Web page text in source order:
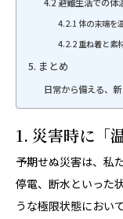
4.2.1 体の末端を
4.2.2 重ね着と素
5. まとめ
日常から備える、新
1. 災害時に「
予期せぬ災害は、私
停電、断水といった
うな極限状態において